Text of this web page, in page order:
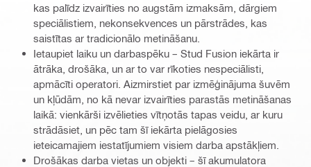
kas palīdz izvairīties no augstām izmaksām, dārgiem
speciālistiem, nekonsekvences un pārstrādes, kas
saistītas ar tradicionālo metināšanu.
Ietaupiet laiku un darbaspēku – Stud Fusion iekārta ir
ātrāka, drošāka, un ar to var rīkoties nespeciālisti,
apmācīti operatori. Aizmirstiet par izmēģinājuma šuvēm
un kļūdām, no kā nevar izvairīties parastās metināšanas
laikā: vienkārši izvēlieties vītņotās tapas veidu, ar kuru
strādāsiet, un pēc tam šī iekārta pielāgosies
ieteicamajiem iestatījumiem visiem darba apstākļiem.
Drošākas darba vietas un objekti – šī akumulatora